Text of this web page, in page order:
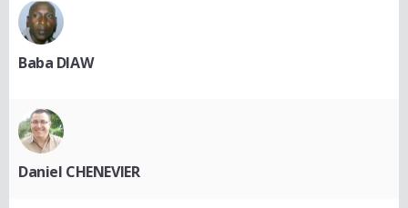
Baba DIAW
Daniel CHENEVIER